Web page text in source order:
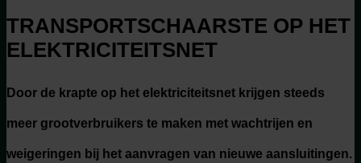
TRANSPORTSCHAARSTE OP HET
ELEKTRICITEITSNET
Door de krapte op het elektriciteitsnet krijgen steeds
meer grootverbruikers te maken met wachtrijen en
weigeringen bij het aanvragen van nieuwe aansluitingen.